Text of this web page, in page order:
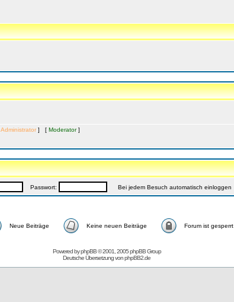
Administrator ] [ Moderator]
Passwort: Bei jedem Besuch automatisch einloggen
Neue Beiträge Keine neuen Beiträge Forum ist gesperrt
Powered byphpBB© 2001, 2005 phpBB Group
Deutsche Übersetzung vonphpBB2.de